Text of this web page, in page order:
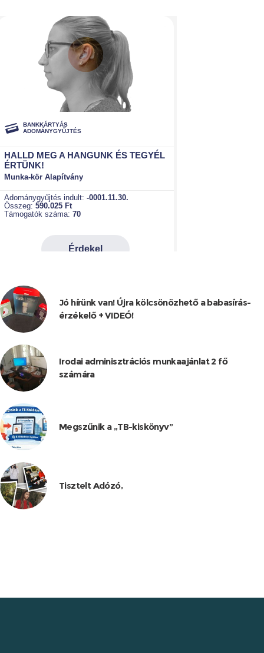
Jó hírünk van! Újra kölcsönözhető a babasírás-
érzékelő + VIDEÓ!
Irodai adminisztrációs munkaajánlat 2 fő
számára
Megszűnik a „TB-kiskönyv”
Tisztelt Adózó,